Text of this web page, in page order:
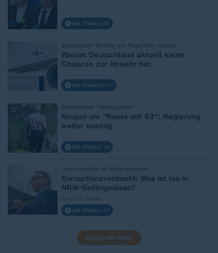
mit Video 1:46
Sprengsatz-Drohne am Flughafen Leipzig
Warum Deutschland aktuell kaum
Chancen zur Abwehr hat
mit Video 18:47
Arbeitgeber "fassungslos"
:
Ringen um "Rente mit 63": Regierung
weiter uneinig
mit Video5:19
Justizminister in Erklärungsnot
Korruptionsverdacht: Was ist los in
NRW-Gefängnissen?
mit Video 1:47
Zeige mir mehr